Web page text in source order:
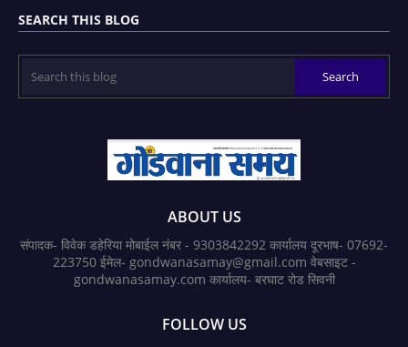
SEARCH THIS BLOG
ABOUT US
संपादक- विवेक डहेरिया मोबाईल नंबर - 9303842292 कार्यालय दूरभाष- 07692-
223750 ईमेल- gondwanasamay@gmail.com वेबसाइट -
gondwanasamay.com कार्यालय- बरघाट रोड सिवनी
FOLLOW US